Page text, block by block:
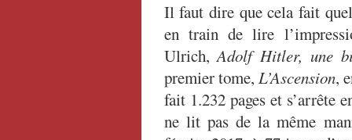
Il faut dire que cela fait
en train de lire
Ulrich,Adolf Hitler, une
premier tome, L’Ascension,
fait 1.232 pages et s’arrête
ne lit pas de la même